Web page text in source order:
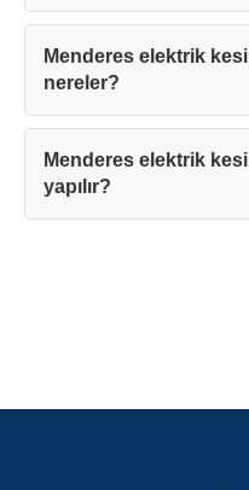
Menderes elektrik
nereler?
Menderes elektrik
yapılır?